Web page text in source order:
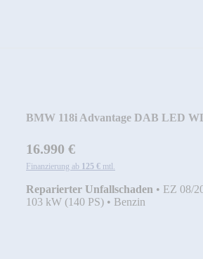
BMW 118i Advantage DAB LED
16.990 €
Finanzierung ab 125 € mtl.
Reparierter Unfallschaden • EZ 08/
103 kW (140 PS) • Benzin